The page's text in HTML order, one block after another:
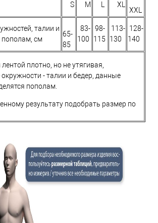
S M XL
XXL
талии и
пополам, см
65-
85
83-
100
98-
115
113-
130
128-
140
плотно, но не утягивая,
- талии и бедер, данные
пополам.
результату подобрать размер по